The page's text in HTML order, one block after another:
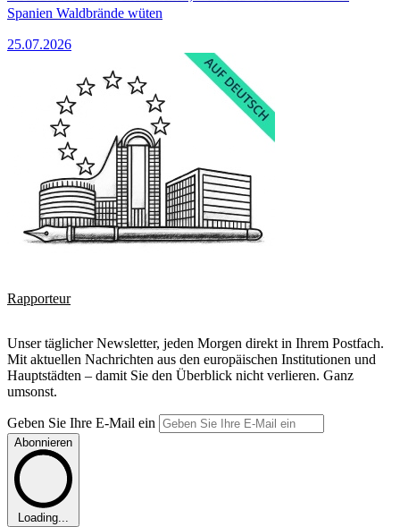
Spanien Waldbrände wüten
25.07.2026
Rapporteur
Unser täglicher Newsletter, jeden Morgen direkt in Ihrem Postfach.
Mit aktuellen Nachrichten aus den europäischen Institutionen und
Hauptstädten – damit Sie den Überblick nicht verlieren. Ganz
umsonst.
Geben Sie Ihre E-Mail ein
Abonnieren
Loading...